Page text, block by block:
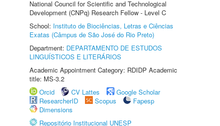
National Council for Scientific and Technological
Development (CNPq) Research Fellow - Level C
School: Instituto de Biociências, Letras e Ciências
Exatas (Câmpus de São José do Rio Preto)
Department: DEPARTAMENTO DE ESTUDOS
LINGUÍSTICOS E LITERÁRIOS
Academic Appointment Category: RDIDP Academic
title: MS-3.2
Orcid
CV Lattes
Google Scholar
ResearcherID
Scopus
Fapesp
Dimensions
Repositório Institucional UNESP